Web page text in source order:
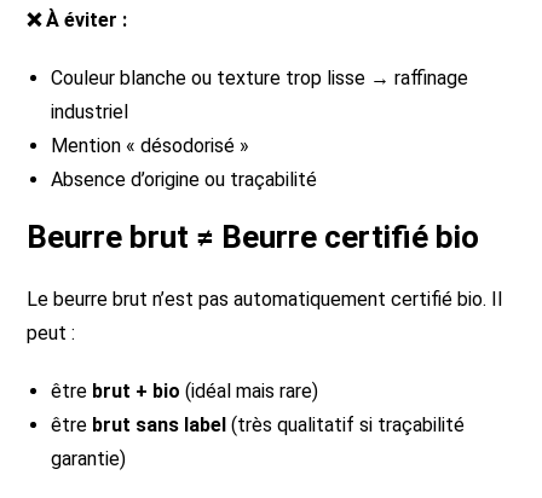
❌ À éviter :
Couleur blanche ou texture trop lisse → raffinage
industriel
Mention « désodorisé »
Absence d’origine ou traçabilité
Beurre brut ≠ Beurre certifié bio
Le beurre brut n’est pas automatiquement certifié bio. Il
peut :
être brut + bio (idéal mais rare)
être brut sans label (très qualitatif si traçabilité
garantie)